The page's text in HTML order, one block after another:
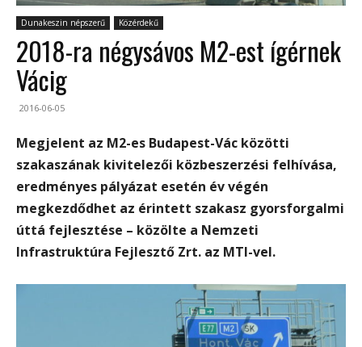
Dunakeszin népszerű Közérdekű
2018-ra négysávos M2-est ígérnek
Vácig
2016-06-05
Megjelent az M2-es Budapest-Vác közötti
szakaszának kivitelezői közbeszerzési felhívása,
eredményes pályázat esetén év végén
megkezdődhet az érintett szakasz gyorsforgalmi
úttá fejlesztése – közölte a Nemzeti
Infrastruktúra Fejlesztő Zrt. az MTI-vel.